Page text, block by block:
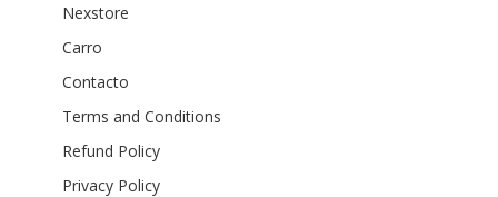
Nexstore
Carro
Contacto
Terms and Conditions
Refund Policy
Privacy Policy